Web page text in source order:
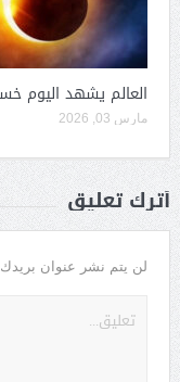
العالم يشهد اليوم خسوفا
مارس 03, 2026
أترك تعليق
لن يتم نشر عنوان بريدك